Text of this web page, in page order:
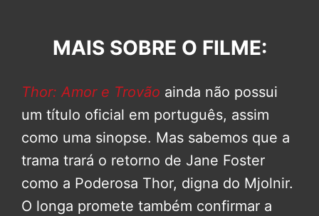
MAIS SOBRE O FILME:
Thor: Amor e Trovão ainda não possui
um título oficial em português, assim
como uma sinopse. Mas sabemos que a
trama trará o retorno de Jane Foster
como a Poderosa Thor, digna do Mjolnir.
O longa promete também confirmar a